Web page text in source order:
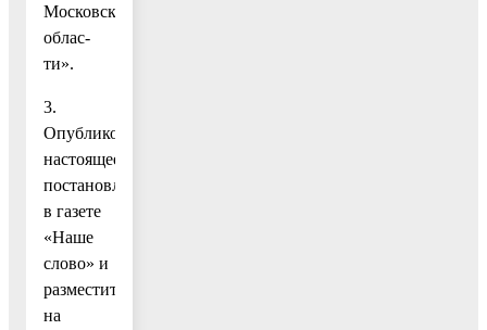
Московской
облас-
ти».
3.
Опубликовать
настоящее
постановление
в газете
«Наше
слово» и
разместить
на